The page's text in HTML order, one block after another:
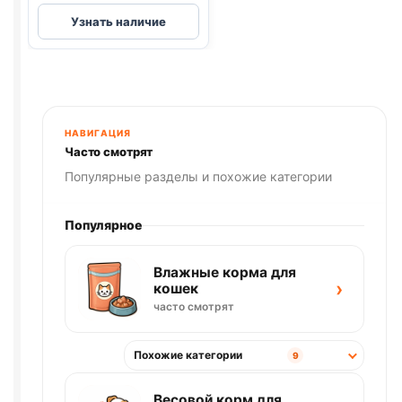
Pro
Plan
(УТКА)
Узнать наличие
НАВИГАЦИЯ
Часто смотрят
Популярные разделы и похожие категории
Популярное
Влажные корма для
кошек
часто смотрят
›
Похожие категории 9